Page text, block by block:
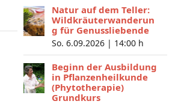
Natur auf dem Teller:
Wildkräuterwanderun
g für Genussliebende
So. 6.09.2026 | 14:00 h
Beginn der Ausbildung
in Pflanzenheilkunde
(Phytotherapie)
Grundkurs